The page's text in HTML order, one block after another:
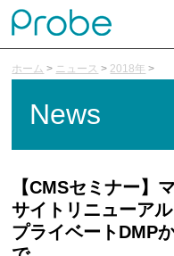
ホーム > ニュース > 2018年 >
News
【CMSセミナー】
サイトリニューアル
プライベートDMP